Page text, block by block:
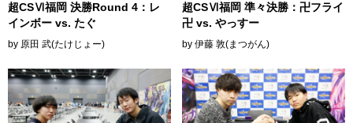
超CSⅥ福岡 決勝Round 4：レ
インボー vs. たぐ
by 原田 武(たけじょー)
超CSⅥ福岡 準々決勝：卍フライ
卍 vs. やっすー
by 伊藤 敦(まつがん)